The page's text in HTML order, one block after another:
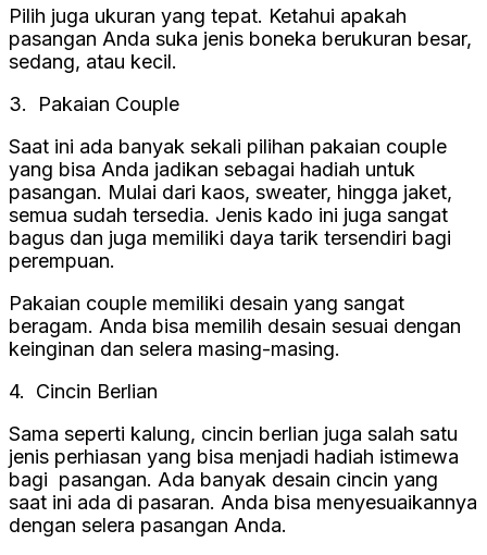
Pilih juga ukuran yang tepat. Ketahui apakah
pasangan Anda suka jenis boneka berukuran besar,
sedang, atau kecil.
3. Pakaian Couple
Saat ini ada banyak sekali pilihan pakaian couple
yang bisa Anda jadikan sebagai hadiah untuk
pasangan. Mulai dari kaos, sweater, hingga jaket,
semua sudah tersedia. Jenis kado ini juga sangat
bagus dan juga memiliki daya tarik tersendiri bagi
perempuan.
Pakaian couple memiliki desain yang sangat
beragam. Anda bisa memilih desain sesuai dengan
keinginan dan selera masing-masing.
4. Cincin Berlian
Sama seperti kalung, cincin berlian juga salah satu
jenis perhiasan yang bisa menjadi hadiah istimewa
bagi pasangan. Ada banyak desain cincin yang
saat ini ada di pasaran. Anda bisa menyesuaikannya
dengan selera pasangan Anda.